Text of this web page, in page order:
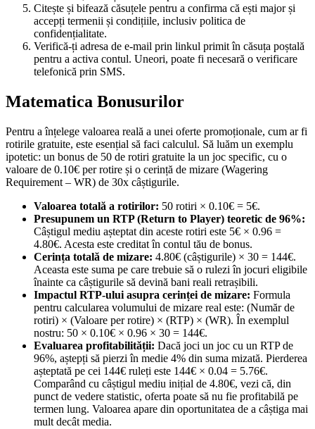
Citește și bifează căsuțele pentru a confirma că ești major și
accepți termenii și condițiile, inclusiv politica de
confidențialitate.
Verifică-ți adresa de e-mail prin linkul primit în căsuța poștală
pentru a activa contul. Uneori, poate fi necesară o verificare
telefonică prin SMS.
Matematica Bonusurilor
Pentru a înțelege valoarea reală a unei oferte promoționale, cum ar fi
rotirile gratuite, este esențial să faci calculul. Să luăm un exemplu
ipotetic: un bonus de 50 de rotiri gratuite la un joc specific, cu o
valoare de 0.10€ per rotire și o cerință de mizare (Wagering
Requirement – WR) de 30x câștigurile.
Valoarea totală a rotirilor: 50 rotiri × 0.10€ = 5€.
Presupunem un RTP (Return to Player) teoretic de 96%:
Câștigul mediu așteptat din aceste rotiri este 5€ × 0.96 =
4.80€. Acesta este creditat în contul tău de bonus.
Cerința totală de mizare: 4.80€ (câștigurile) × 30 = 144€.
Aceasta este suma pe care trebuie să o rulezi în jocuri eligibile
înainte ca câștigurile să devină bani reali retrașibili.
Impactul RTP-ului asupra cerinței de mizare: Formula
pentru calcularea volumului de mizare real este: (Număr de
rotiri) × (Valoare per rotire) × (RTP) × (WR). În exemplul
nostru: 50 × 0.10€ × 0.96 × 30 = 144€.
Evaluarea profitabilității: Dacă joci un joc cu un RTP de
96%, aștepți să pierzi în medie 4% din suma mizată. Pierderea
așteptată pe cei 144€ ruleți este 144€ × 0.04 = 5.76€.
Comparând cu câștigul mediu inițial de 4.80€, vezi că, din
punct de vedere statistic, oferta poate să nu fie profitabilă pe
termen lung. Valoarea apare din oportunitatea de a câștiga mai
mult decât media.